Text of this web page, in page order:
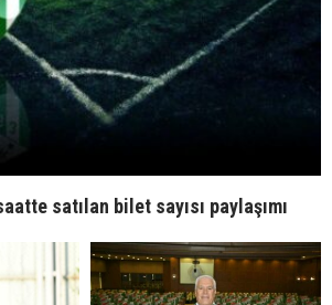
satılan bilet sayısı paylaşımı